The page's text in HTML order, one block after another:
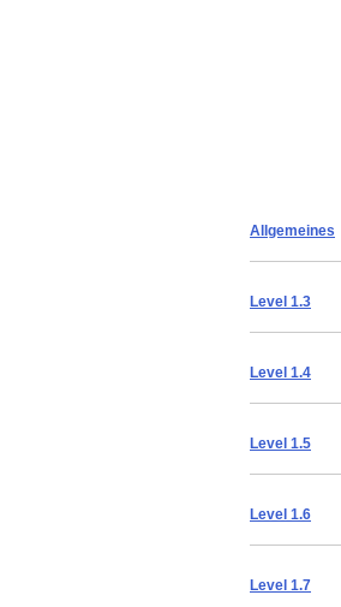
Allgemeines
Level 1.3
Level 1.4
Level 1.5
Level 1.6
Level 1.7